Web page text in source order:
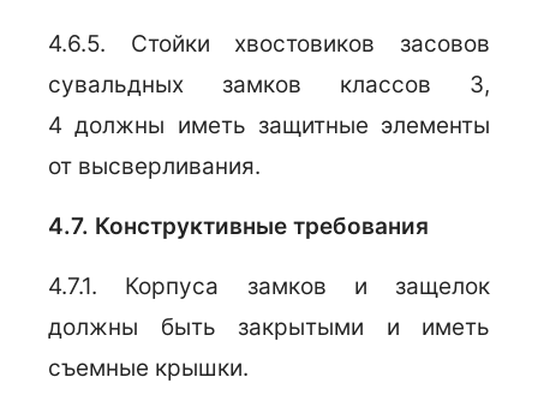
4.6.5. Стойки хвостовиков засовов
сувальдных замков классов 3,
4 должны иметь защитные элементы
от высверливания.
4.7. Конструктивные требования
4.7.1. Корпуса замков и защелок
должны быть закрытыми и иметь
съемные крышки.